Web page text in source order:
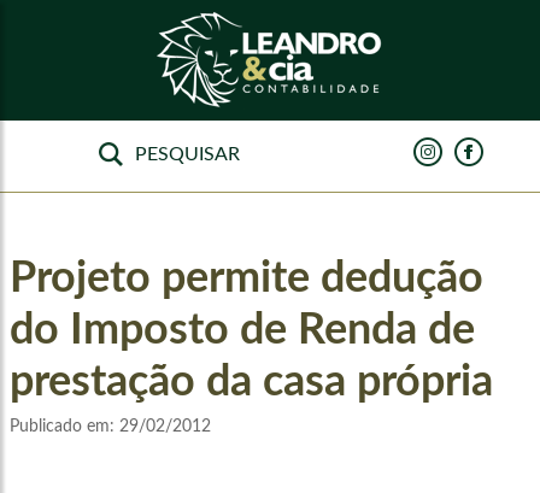
Projeto permite dedução
do Imposto de Renda de
prestação da casa própria
Publicado em: 29/02/2012